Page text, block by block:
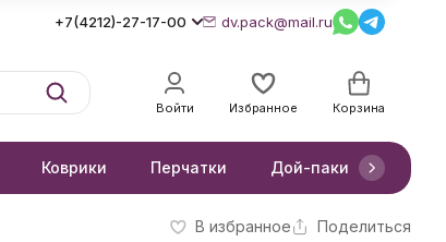
+7(4212)-27-17-00 dv.pack@mail.ru
Войти Избранное Корзина
Коврики Перчатки Дой-паки
В избранное Поделиться